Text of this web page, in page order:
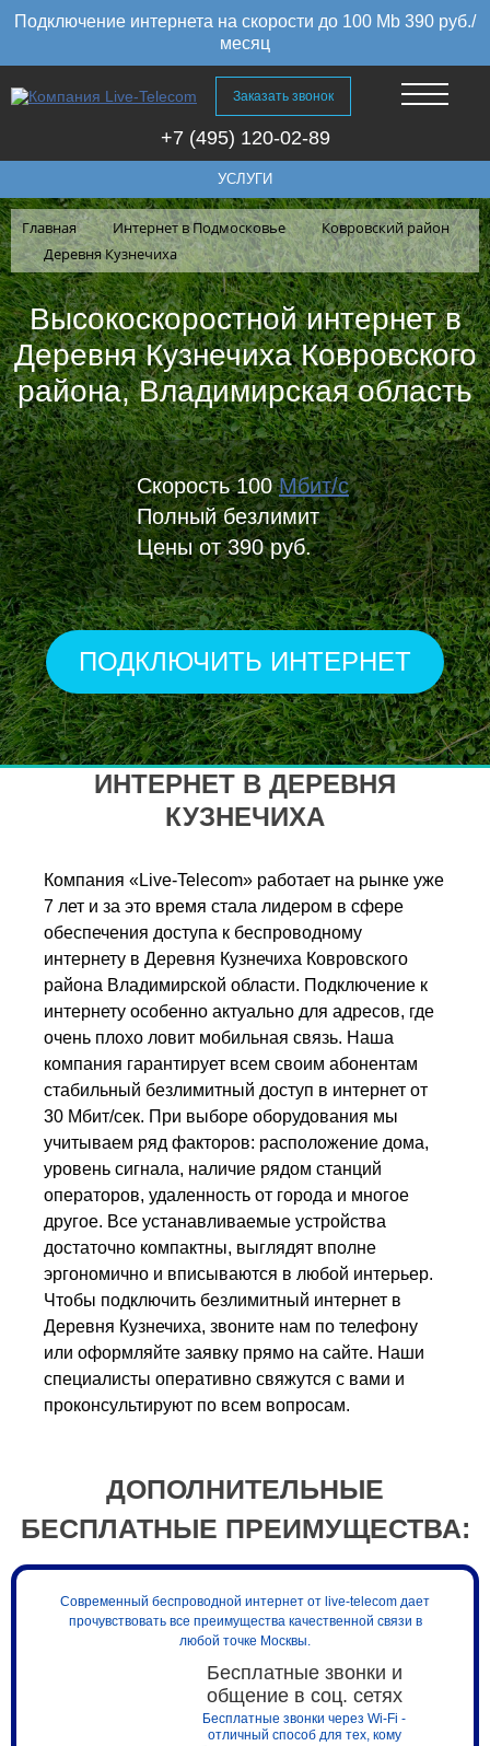
Подключение интернета на скорости до 100 Mb 390 руб./
месяц
Заказать звонок
+7 (495) 120-02-89
УСЛУГИ
Главная Интернет в Подмосковье
Ковровский район
Деревня Кузнечиха
Высокоскоростной интернет в
Деревня Кузнечиха Ковровского
района, Владимирская область
Скорость 100Мбит/с
Полный безлимит
Цены от 390 руб.
ПОДКЛЮЧИТЬ ИНТЕРНЕТ
ИНТЕРНЕТ В ДЕРЕВНЯ
КУЗНЕЧИХА
Компания «Live-Telecom» работает на рынке уже
7 лет и за это время стала лидером в сфере
обеспечения доступа к беспроводному
интернету в Деревня Кузнечиха Ковровского
района Владимирской области. Подключение к
интернету особенно актуально для адресов, где
очень плохо ловит мобильная связь. Наша
компания гарантирует всем своим абонентам
стабильный безлимитный доступ в интернет от
30 Мбит/сек. При выборе оборудования мы
учитываем ряд факторов: расположение дома,
уровень сигнала, наличие рядом станций
операторов, удаленность от города и многое
другое. Все устанавливаемые устройства
достаточно компактны, выглядят вполне
эргономично и вписываются в любой интерьер.
Чтобы подключить безлимитный интернет в
Деревня Кузнечиха, звоните нам по телефону
или оформляйте заявку прямо на сайте. Наши
специалисты оперативно свяжутся с вами и
проконсультируют по всем вопросам.
ДОПОЛНИТЕЛЬНЫЕ
БЕСПЛАТНЫЕ ПРЕИМУЩЕСТВА:
Современный беспроводной интернет от live-telecom дает
прочувствовать все преимущества качественной связи в
любой точке Москвы.
Бесплатные звонки и
общение в соц. сетях
Бесплатные звонки через Wi-Fi -
отличный способ для тех, кому